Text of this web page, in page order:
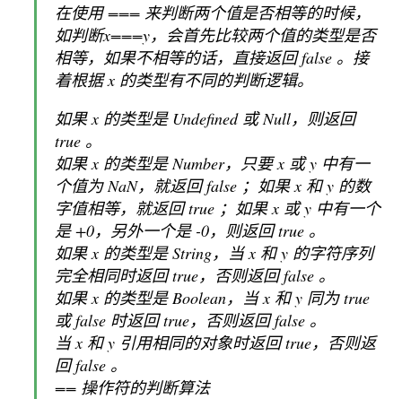
在使用 === 来判断两个值是否相等的时候，
如判断x===y，会首先比较两个值的类型是否
相等，如果不相等的话，直接返回 false 。接
着根据 x 的类型有不同的判断逻辑。
如果 x 的类型是 Undefined 或 Null，则返回
true 。
如果 x 的类型是 Number，只要 x 或 y 中有一
个值为 NaN，就返回 false ；如果 x 和 y 的数
字值相等，就返回 true ；如果 x 或 y 中有一个
是 +0，另外一个是 -0，则返回 true 。
如果 x 的类型是 String，当 x 和 y 的字符序列
完全相同时返回 true，否则返回 false 。
如果 x 的类型是 Boolean，当 x 和 y 同为 true
或 false 时返回 true，否则返回 false 。
当 x 和 y 引用相同的对象时返回 true，否则返
回 false 。
== 操作符的判断算法